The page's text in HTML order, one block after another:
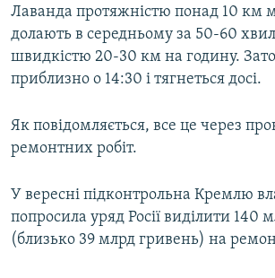
Лаванда протяжністю понад 10 км
долають в середньому за 50-60
швидкістю 20-30 км на годину.
приблизно о 14:30 і тягнеться досі.
Як повідомляється, все це через
ремонтних робіт.
У вересні підконтрольна Кремлю
попросила уряд Росії виділити 140
(близько 39 млрд гривень) на